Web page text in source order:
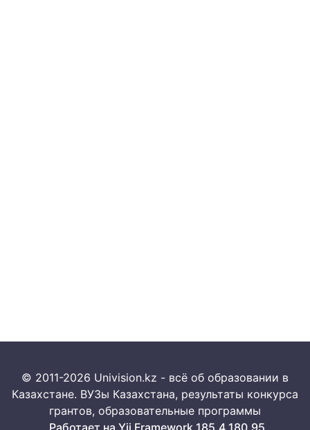
© 2011-2026 Univision.kz - всё об образовании в
Казахстане. ВУЗы Казахстана, результаты конкурса
грантов, образовательные программы